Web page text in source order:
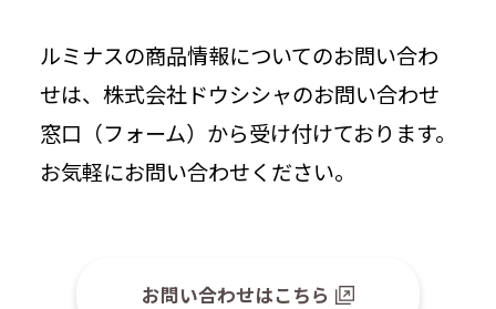
ルミナスの商品情報についてのお問い合わ
せは、株式会社ドウシシャのお問い合わせ
窓口（フォーム）から受け付けております。
お気軽にお問い合わせください。
お問い合わせはこちら